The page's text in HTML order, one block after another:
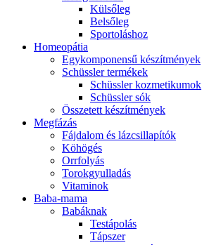
Külsőleg
Belsőleg
Sportoláshoz
Homeopátia
Egykomponensű készítmények
Schüssler termékek
Schüssler kozmetikumok
Schüssler sók
Összetett készítmények
Megfázás
Fájdalom és lázcsillapítók
Köhögés
Orrfolyás
Torokgyulladás
Vitaminok
Baba-mama
Babáknak
Testápolás
Tápszer